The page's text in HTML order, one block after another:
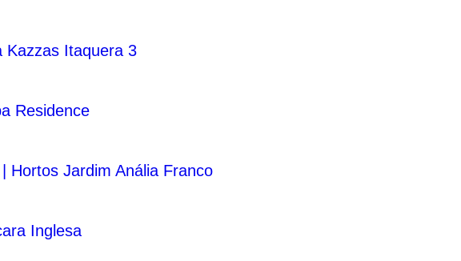
Kazzas Itaquera 3
Residence
Hortos Jardim Anália Franco
Inglesa